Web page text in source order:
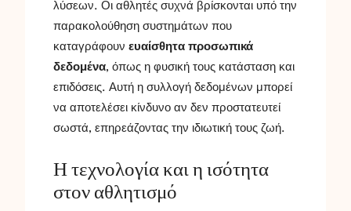
λύσεων. Οι αθλητές συχνά βρίσκονται υπό την
παρακολούθηση συστημάτων που
καταγράφουν ευαίσθητα προσωπικά
δεδομένα, όπως η φυσική τους κατάσταση και
επιδόσεις. Αυτή η συλλογή δεδομένων μπορεί
να αποτελέσει κίνδυνο αν δεν προστατευτεί
σωστά, επηρεάζοντας την ιδιωτική τους ζωή.
Η τεχνολογία και η ισότητα
στον αθλητισμό